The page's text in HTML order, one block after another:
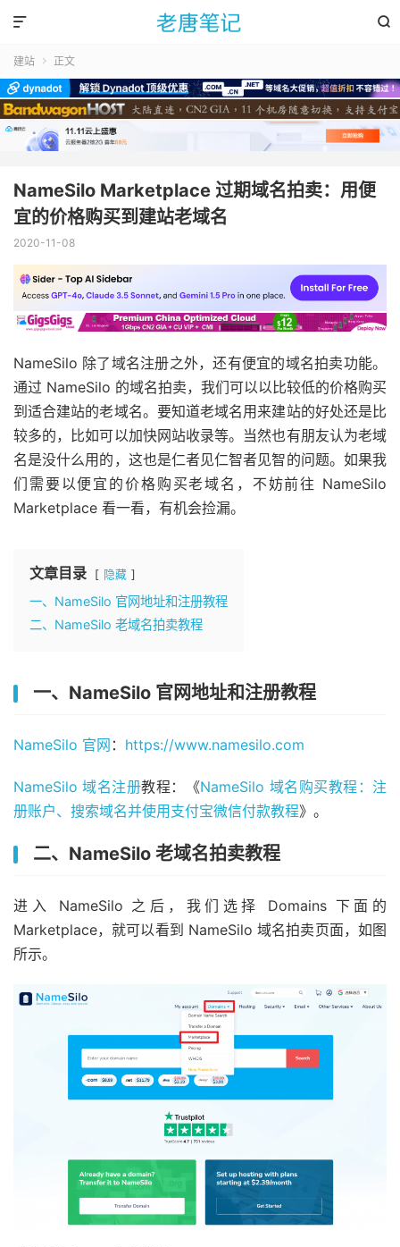


建站  正文
NameSilo Marketplace 过期域名拍卖：用便
宜的价格购买到建站老域名
2020-11-08
NameSilo 除了域名注册之外，还有便宜的域名拍卖功能。
通过 NameSilo 的域名拍卖，我们可以以比较低的价格购买
到适合建站的老域名。要知道老域名用来建站的好处还是比
较多的，比如可以加快网站收录等。当然也有朋友认为老域
名是没什么用的，这也是仁者见仁智者见智的问题。如果我
们需要以便宜的价格购买老域名，不妨前往 NameSilo
Marketplace 看一看，有机会捡漏。
文章目录 隐藏
一、NameSilo 官网地址和注册教程
二、NameSilo 老域名拍卖教程
一、NameSilo 官网地址和注册教程
NameSilo 官网 ： https://www.namesilo.com
NameSilo 域名注册教程：《NameSilo 域名购买教程：注
册账户、搜索域名并使用支付宝微信付款教程》。
二、NameSilo 老域名拍卖教程
进入 NameSilo 之后，我们选择 Domains 下面的
Marketplace，就可以看到 NameSilo 域名拍卖页面，如图
所示。